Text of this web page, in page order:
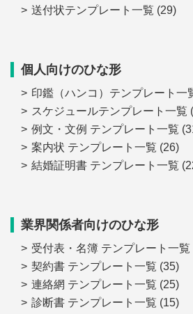
送付状テンプレート一覧 (29)
個人向けのひな形
印鑑（ハンコ）テンプレート一
スケジュールテンプレート一覧
例文・文例 テンプレート一覧
案内状 テンプレート一覧 (26)
結婚証明書 テンプレート一覧
業界関係者向けのひな形
受付表・名簿 テンプレート一覧
契約書 テンプレート一覧 (35)
連絡網 テンプレート一覧 (25)
診断書 テンプレート一覧 (15)